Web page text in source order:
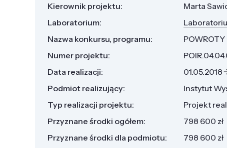
Kierownik projektu:
Marta
Laboratorium:
Nazwa konkursu, programu:
POWROTY
Numer projektu:
Data realizacji:
01.05.2018
Podmiot realizujący:
Instytut
Typ realizacji projektu:
Projekt
Przyznane środki ogółem:
798 600 zł
Przyznane środki dla podmiotu:
798 600 zł